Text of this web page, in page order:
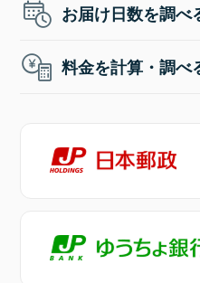
お届け日数を調べ
料金を計算・調べ